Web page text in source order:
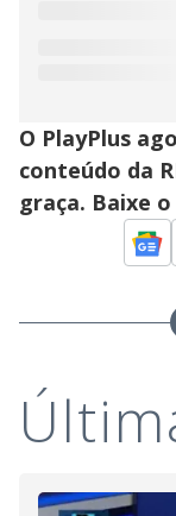
O PlayPlus
conteúdo da
graça. Baixe o